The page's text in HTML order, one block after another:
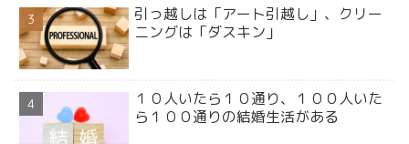
引っ越しは「アート引越し」、クリー
ニングは「ダスキン」
１０人いたら１０通り、１００人いた
ら１００通りの結婚生活がある